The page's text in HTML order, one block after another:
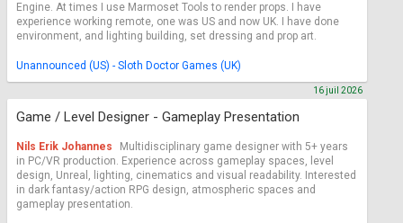
Engine. At times I use Marmoset Tools to render props. I have
experience working remote, one was US and now UK. I have done
environment, and lighting building, set dressing and prop art.
Unannounced (US) - Sloth Doctor Games (UK)
Game / Level Designer - Gameplay Presentation
16 juil 2026
Nils Erik Johannes
Multidisciplinary game designer with 5+ years
in PC/VR production. Experience across gameplay spaces, level
design, Unreal, lighting, cinematics and visual readability. Interested
in dark fantasy/action RPG design, atmospheric spaces and
gameplay presentation.